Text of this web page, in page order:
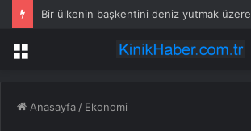
Bir ülkenin başkentini deniz yutmak üzere
Menü
Anasayfa / Ekonomi